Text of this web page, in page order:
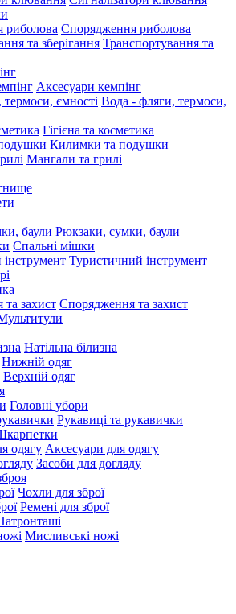
Спорядження риболова
Транспортування та
Аксесуари кемпінг
Вода - фляги, термоси,
Гігієна та косметика
Килимки та подушки
Мангали та грилі
Рюкзаки, сумки, баули
Спальні мішки
Туристичний інструмент
Спорядження та захист
Натільна білизна
Нижній одяг
Верхній одяг
Головні убори
Рукавиці та рукавички
Аксесуари для одягу
Засоби для догляду
Чохли для зброї
Ремені для зброї
Мисливські ножі